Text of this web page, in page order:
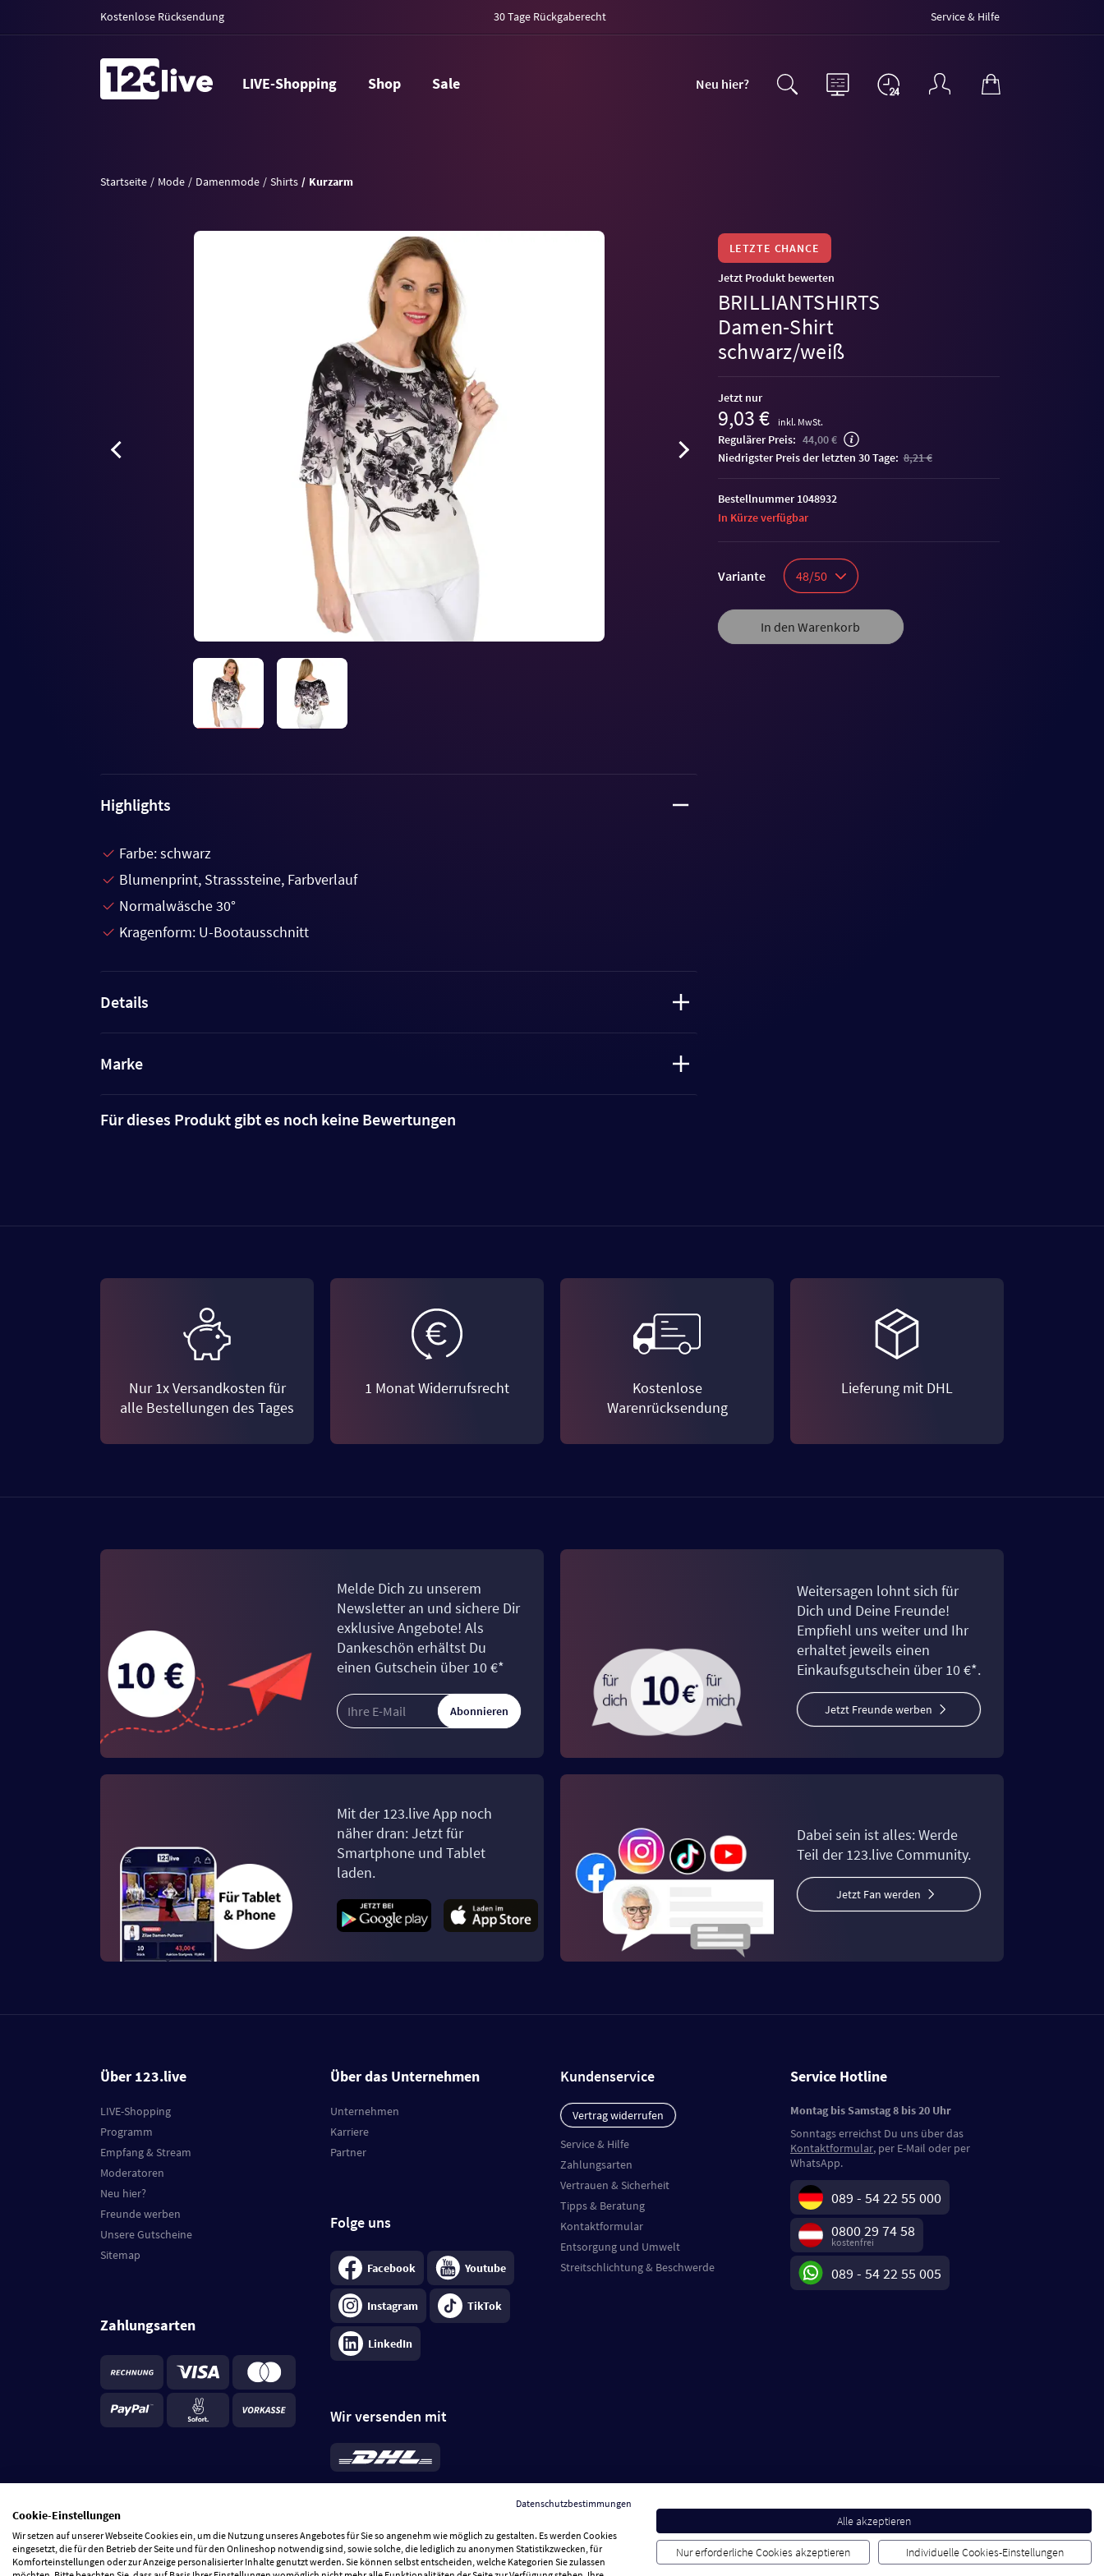
Kostenlose Rücksendung 30 Tage Rückgaberecht Service & Hilfe
LIVE-Shopping Shop Sale Neu hier?
Startseite Mode Damenmode Shirts Kurzarm
LETZTE CHANCE
Jetzt Produkt bewerten
BRILLIANTSHIRTS
Damen-Shirt
schwarz/weiß
Jetzt nur
9,03 € inkl. MwSt.
Regulärer Preis: 44,00 €
niedrigster Preis der letzten 30 Tage: 8,21 €
Variante 48/50
In den Warenkorb
Bestellnummer 1048932
In Kürze verfügbar
Highlights
Farbe: schwarz
Blumenprint, Strasssteine, Farbverlauf
Normalwäsche 30°
Kragenform: U-Bootausschnitt
Details
Marke
Für dieses Produkt gibt es noch keine Bewertungen
Nur 1x Versandkosten für
alle Bestellungen des Tages
1 Monat Widerrufsrecht
Kostenlose
Warenrücksendung
Lieferung mit DHL
Melde Dich zu unserem
Newsletter an und sichere Dir
exklusive Angebote! Als
Dankeschön erhältst Du
einen Gutschein über 10 €*
Abonnieren
Weitersagen lohnt sich für
Dich und Deine Freunde!
Empfiehl uns weiter und Ihr
erhaltet jeweils einen
Einkaufsgutschein über 10 €*.
Jetzt Freunde werben
Mit der 123.live App noch
näher dran: Jetzt für
Smartphone und Tablet
laden.
Dabei sein ist alles: Werde
Teil der 123.live Community.
Jetzt Fan werden
Über 123.live
LIVE-Shopping
Programm
Empfang & Stream
Moderatoren
Neu hier?
Freunde werben
Unsere Gutscheine
Sitemap
Zahlungsarten
Über das Unternehmen
Unternehmen
Karriere
Partner
Folge uns
Facebook Youtube
Instagram TikTok
LinkedIn
Wir versenden mit
*Standard 6,95 €; bei Kühlware zzgl. 0,99 €
je Bestellung, insgesamt 7,94 €. Lieferzeit3-
Kundenservice
Vertrag widerrufen
Service & Hilfe
Zahlungsarten
Vertrauen & Sicherheit
Tipps & Beratung
Kontaktformular
Entsorgung und Umwelt
Streitschlichtung & Beschwerde
Service Hotline
Montag bis Samstag 8 bis 20 Uhr
Sonntags erreichst Du uns über das
Kontaktformular, per E-Mail oder per
WhatsApp.
089 - 54 22 55 000
0800 29 74 58
kostenfrei
089 - 54 22 55 005
Datenschutzbestimmungen
Cookie-Einstellungen
Wir setzen auf unserer Webseite Cookies ein, um die Nutzung unseres Angebotes für Sie so angenehm wie möglich zu gestalten. Es werden Cookies
eingesetzt, die für den Betrieb der Seite und für den Onlineshop notwendig sind, sowie solche, die lediglich zu anonymen Statistikzwecken, für
Komforteinstellungen oder zur Anzeige personalisierter Inhalte genutzt werden. Sie können selbst entscheiden, welche Kategorien Sie zulassen
Alle akzeptieren
Nur erforderliche Cookies akzeptieren Individuelle Cookies-Einstellungen